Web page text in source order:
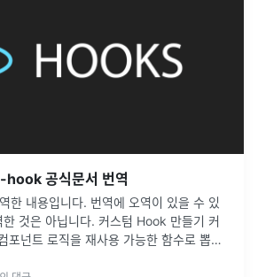
공식문서 번역
한 내용입니다. 번역에 오역이 있을 수 있
다. 커스텀 Hook 만들기 커
포넌트 로직을 재사용 가능한 함수로 뽑아